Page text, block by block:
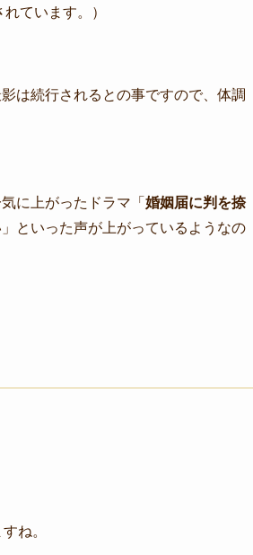
ています。）
は続行されるとの事ですので、体調
に上がったドラマ「婚姻届に判を捺
といった声が上がっているようなの
ね。